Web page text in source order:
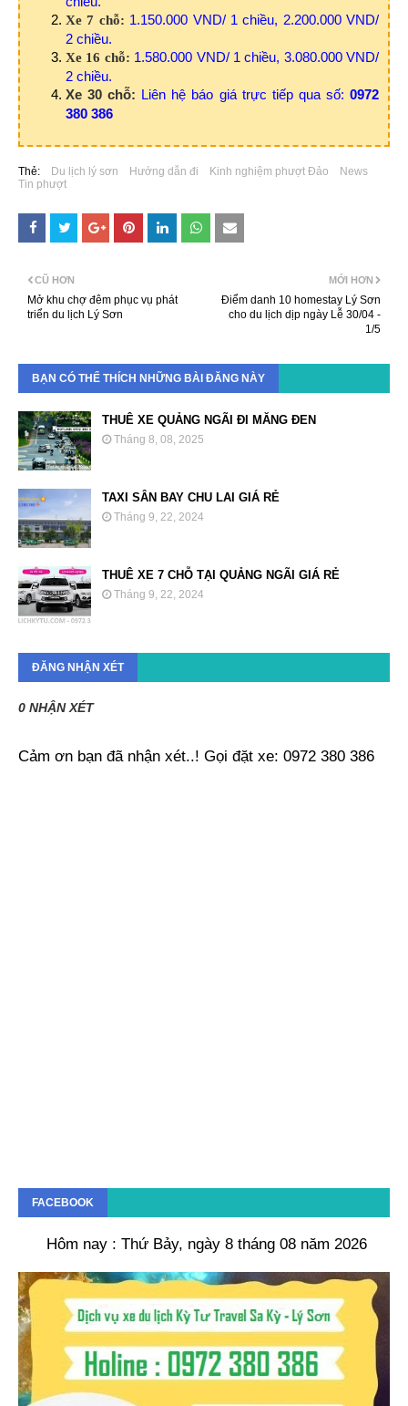
Xe 7 chỗ: 1.150.000 VND/ 1 chiều, 2.200.000 VND/
2 chiều.
Xe 16 chỗ: 1.580.000 VND/ 1 chiều, 3.080.000 VND/
2 chiều.
Xe 30 chỗ: Liên hệ báo giá trực tiếp qua số: 0972
380 386
Thẻ: Du lịch lý sơn Hướng dẫn đi Kinh nghiệm phượt Đảo
News
Tin phượt
MỚI HƠN
Điểm danh 10 homestay Lý Sơn
cho du lịch dịp ngày Lễ 30/04 -
1/5
CŨ HƠN
Mở khu chợ đêm phục vụ phát
triển du lịch Lý Sơn
BẠN CÓ THỂ THÍCH NHỮNG BÀI ĐĂNG NÀY
THUÊ XE QUẢNG NGÃI ĐI MĂNG ĐEN
Tháng 8, 08, 2025
TAXI SÂN BAY CHU LAI GIÁ RẺ
Tháng 9, 22, 2024
THUÊ XE 7 CHỖ TẠI QUẢNG NGÃI GIÁ RẺ
Tháng 9, 22, 2024
ĐĂNG NHẬN XÉT
0 NHẬN XÉT
Cảm ơn bạn đã nhận xét..! Gọi đặt xe: 0972 380 386
FACEBOOK
Hôm nay : Thứ Bảy, ngày 8 tháng 08 năm 2026